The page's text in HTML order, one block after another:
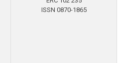
ISSN 0870-1865